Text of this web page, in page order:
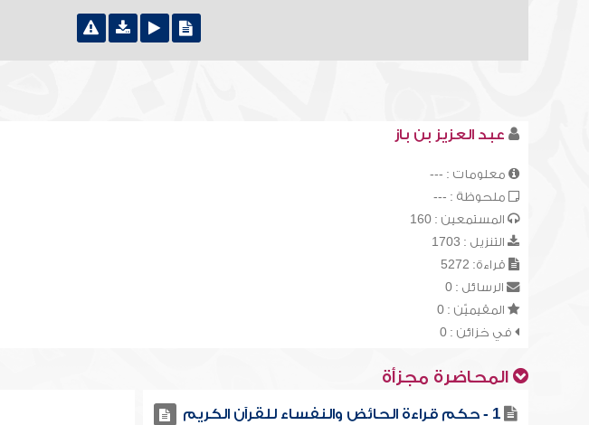
عبد العزيز بن باز
معلومات : ---
ملحوظة : ---
المستمعين : 160
التنزيل : 1703
قراءة: 5272
الرسائل : 0
المقيميّن : 0
في خزائن : 0
المحاضرة مجزأة
1 - حكم قراءة الحائض والنفساء للقرآن الكريم